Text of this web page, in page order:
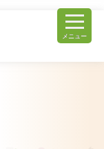
メニュー